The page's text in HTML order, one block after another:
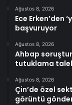
Ağustos 8, 2026
Ece Erken’den
başvuruyor
Ağustos 8, 2026
Ahbap
tutuklama
Ağustos 8, 2026
Çin’de özel
görüntü